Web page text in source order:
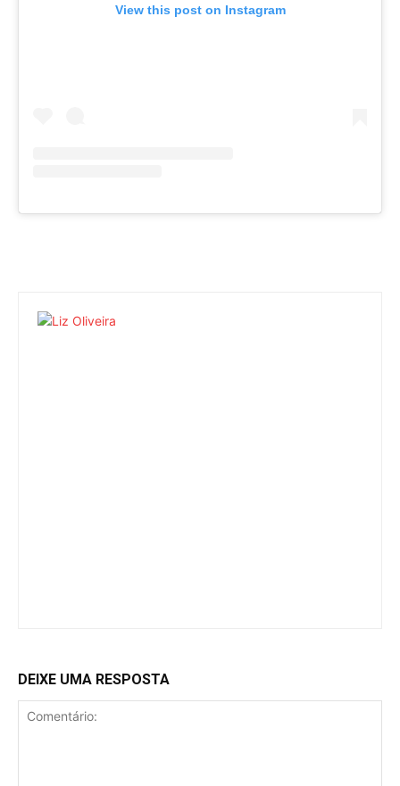
View this post on Instagram
DEIXE UMA RESPOSTA